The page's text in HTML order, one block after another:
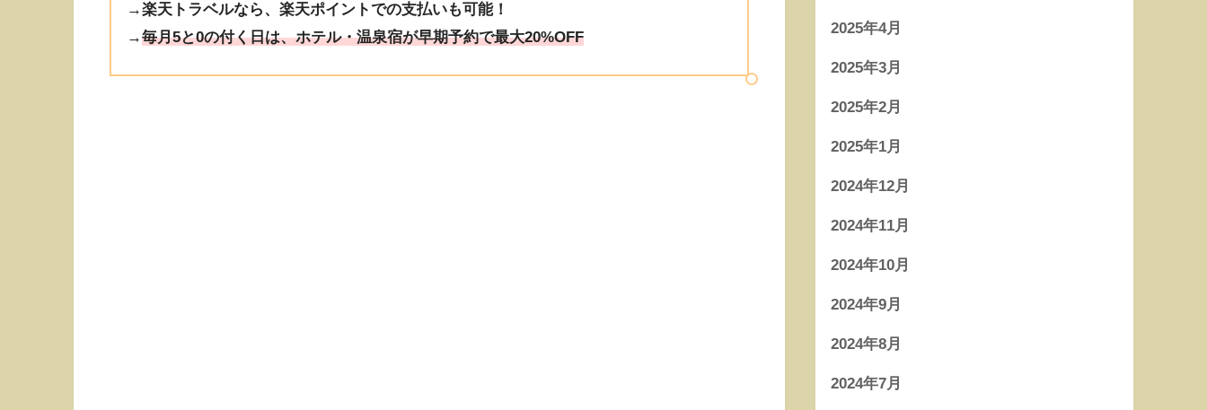
→楽天トラベルなら、楽天ポイントでの支払いも可能！
→毎月5と0の付く日は、ホテル・温泉宿が早期予約で最大20%OFF
2025年4月
2025年3月
2025年2月
2025年1月
2024年12月
2024年11月
2024年10月
2024年9月
2024年8月
2024年7月